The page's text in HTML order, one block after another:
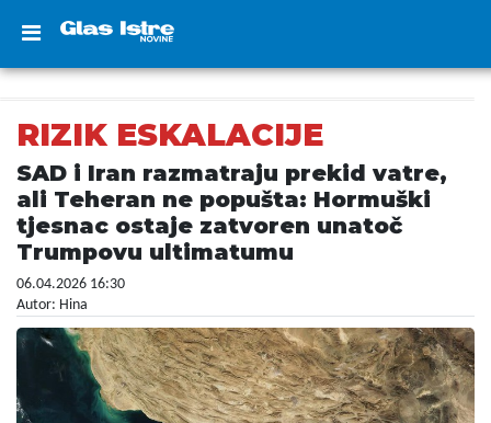
RIZIK ESKALACIJE
SAD i Iran razmatraju prekid vatre,
ali Teheran ne popušta: Hormuški
tjesnac ostaje zatvoren unatoč
Trumpovu ultimatumu
06.04.2026 16:30
Autor: Hina